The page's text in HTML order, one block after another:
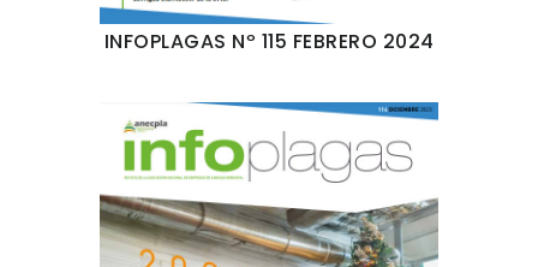
INFOPLAGAS Nº 115 FEBRERO 2024